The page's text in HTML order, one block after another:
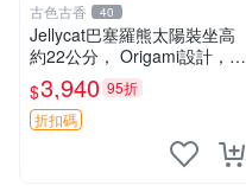
古色古香 40
Jellycat巴塞羅熊太陽裝坐高
約22公分， Origami設計，來
自越南。嚴選 Recommendat
ion！巴塞羅、 Origami熊、J
elly
$3,940 95折
折扣碼